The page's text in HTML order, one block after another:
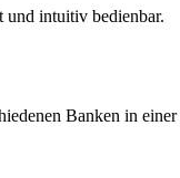
und intuitiv bedienbar.
Banken in einer